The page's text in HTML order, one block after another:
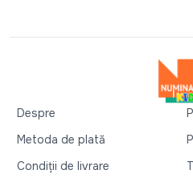
Despre
Metoda de plată
Condiții de livrare